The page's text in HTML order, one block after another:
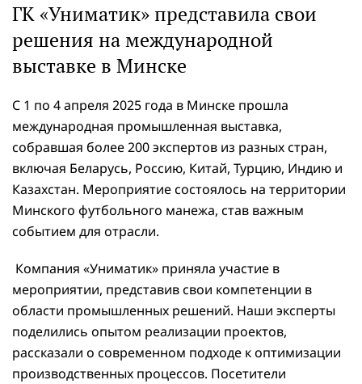
ГК «Униматик» представила свои
решения на международной
выставке в Минске
С 1 по 4 апреля 2025 года в Минске прошла
международная промышленная выставка,
собравшая более 200 экспертов из разных стран,
включая Беларусь, Россию, Китай, Турцию, Индию и
Казахстан. Мероприятие состоялось на территории
Минского футбольного манежа, став важным
событием для отрасли.
Компания «Униматик» приняла участие в
мероприятии, представив свои компетенции в
области промышленных решений. Наши эксперты
поделились опытом реализации проектов,
рассказали о современном подходе к оптимизации
производственных процессов. Посетители